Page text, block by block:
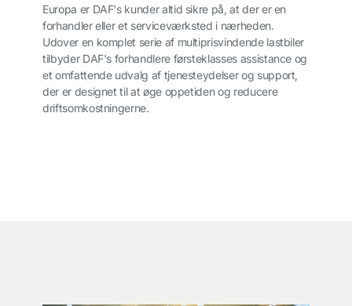
Europa er DAF's kunder altid sikre på, at der er en
forhandler eller et serviceværksted i nærheden.
Udover en komplet serie af multiprisvindende lastbiler
tilbyder DAF's forhandlere førsteklasses assistance og
et omfattende udvalg af tjenesteydelser og support,
der er designet til at øge oppetiden og reducere
driftsomkostningerne.